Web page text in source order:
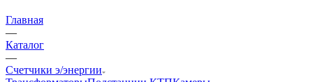
Главная
—
Каталог
—
Счетчики э/энергии